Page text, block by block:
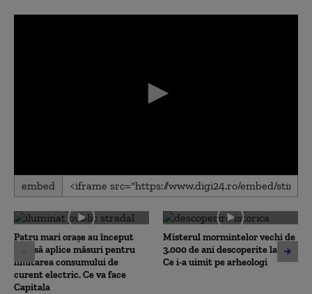
0
seconds
0
seconds
embed
Patru mari orașe au început
deja să aplice măsuri pentru
limitarea consumului de
curent electric. Ce va face
Capitala
Misterul mormintelor vechi de
3.000 de ani descoperite la Iași.
Ce i-a uimit pe arheologi